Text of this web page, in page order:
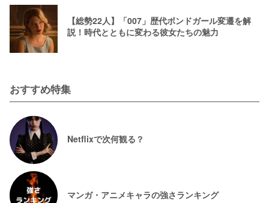
【総勢22人】「007」歴代ボンドガール変遷を解
説！時代とともに変わる彼女たちの魅力
おすすめ特集
Netflixで次何観る？
マンガ・アニメキャラの強さランキング